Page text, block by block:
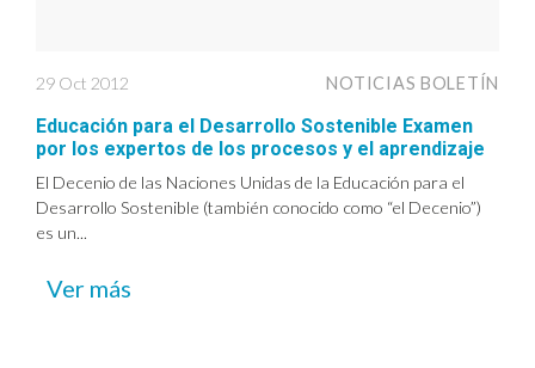
29 Oct 2012 NOTICIAS BOLETÍN
Educación para el Desarrollo Sostenible Examen
por los expertos de los procesos y el aprendizaje
El Decenio de las Naciones Unidas de la Educación para el
Desarrollo Sostenible (también conocido como “el Decenio”)
es un...
Ver más